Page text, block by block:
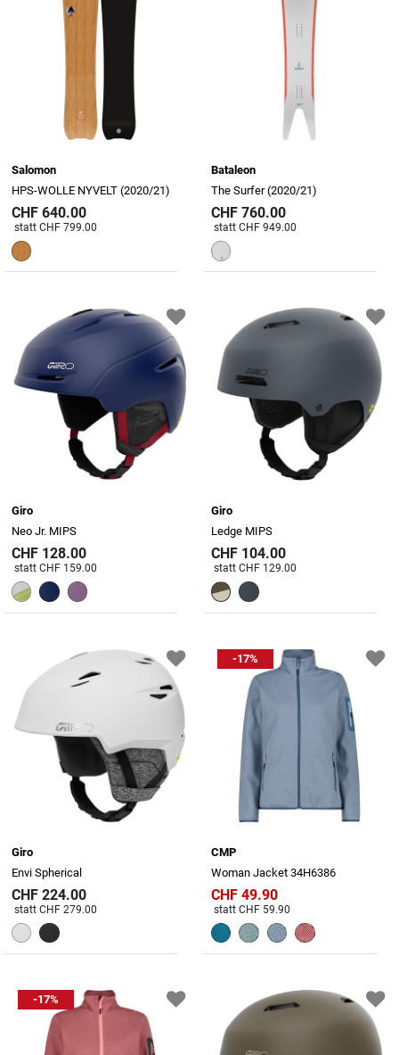
Salomon
HPS-WOLLE NYVELT (2020/21)
CHF 640.00
Preis reduziert von
statt CHF 799.00
Bataleon
The Surfer (2020/21)
CHF 760.00
Preis reduziert von
statt CHF 949.00
Giro
Neo Jr. MIPS
CHF 128.00
Preis reduziert von
statt CHF 159.00
Giro
Ledge MIPS
CHF 104.00
Preis reduziert von
statt CHF 129.00
Giro
Envi Spherical
CHF 224.00
Preis reduziert von
statt CHF 279.00
-17%
CMP
Woman Jacket 34H6386
CHF 49.90
Preis reduziert von
statt CHF 59.90
-17%